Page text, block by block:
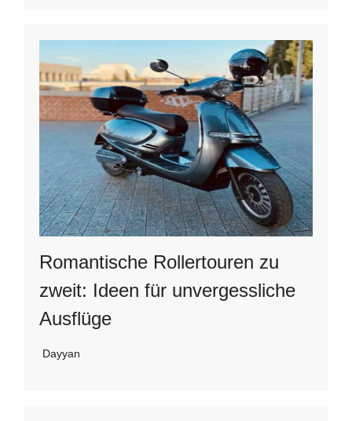
Romantische Rollertouren zu
zweit: Ideen für unvergessliche
Ausflüge
Dayyan